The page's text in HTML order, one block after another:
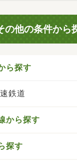
の他の条件から
ら探す
鉄道
から探す
探す